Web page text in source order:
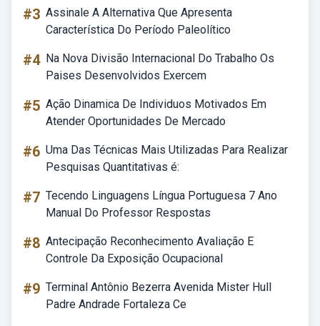
#3 Assinale A Alternativa Que Apresenta
Característica Do Período Paleolítico
#4 Na Nova Divisão Internacional Do Trabalho Os
Paises Desenvolvidos Exercem
#5 Ação Dinamica De Individuos Motivados Em
Atender Oportunidades De Mercado
#6 Uma Das Técnicas Mais Utilizadas Para Realizar
Pesquisas Quantitativas é:
#7 Tecendo Linguagens Língua Portuguesa 7 Ano
Manual Do Professor Respostas
#8 Antecipação Reconhecimento Avaliação E
Controle Da Exposição Ocupacional
#9 Terminal Antônio Bezerra Avenida Mister Hull
Padre Andrade Fortaleza Ce